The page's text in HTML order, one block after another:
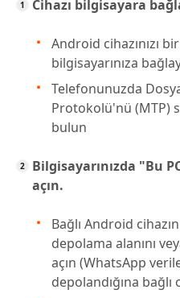
Cihazı bilgisayara
Android cihazınızı
bilgisayarınıza
Telefonunuzda
Protokolü'nü (MTP)
bulun
Bilgisayarınızda "Bu
açın.
Bağlı Android
depolama alanını
açın (WhatsApp
depolandığına bağlı